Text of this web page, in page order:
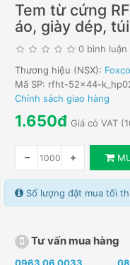
Tem từ cứng
áo, giày dép,
0 bình luận
Thương hiệu (NSX):
Mã SP: rfht-52x44-
Chính sách giao hàng
1.650đ Giá có VAT
Số lượng đặt mua tối
Tư vấn mua hàng